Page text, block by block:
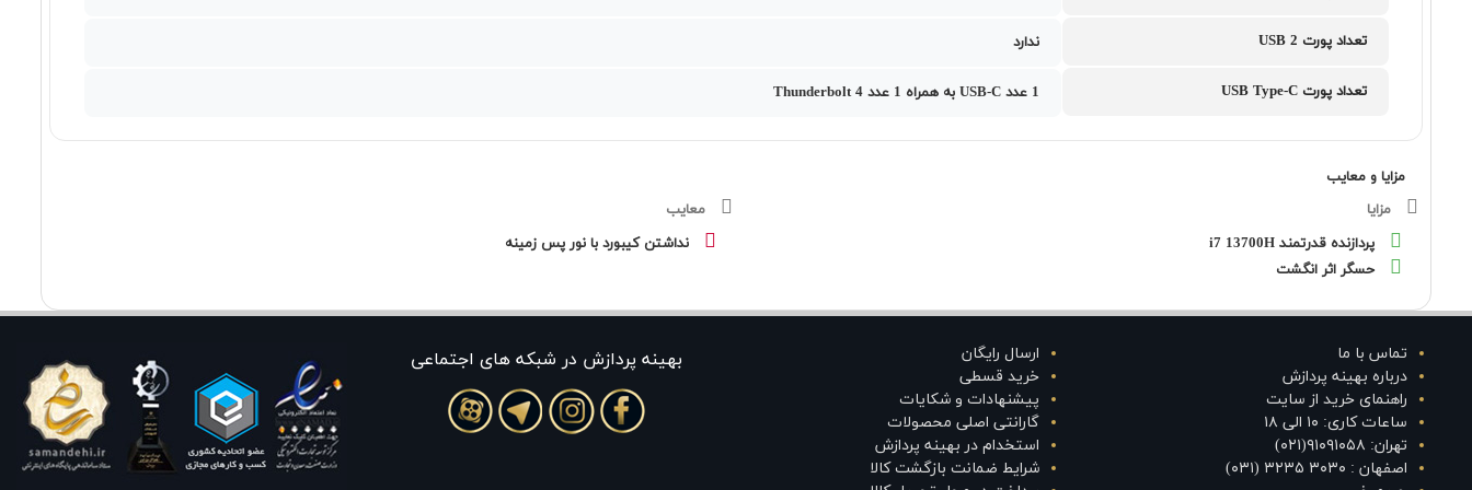
تعداد پورت USB 2 ندارد
تعداد پورت USB Type-C 1 عدد USB-C به همراه 1 عدد Thunderbolt 4
مزایا و معایب
مزایا
پردازنده قدرتمند i7 13700H
حسگر اثر انگشت
معایب
نداشتن کیبورد با نور پس زمینه
تماس با ما
درباره بهینه پردازش
راهنمای خرید از سایت
ساعات کاری: ۱۰ الی ۱۸
تهران: ۹۱۰۹۱۰۵۸(۰۲۱)
اصفهان : ۳۰۳۰ ۳۲۳۵ (۰۳۱)
ارسال رایگان
خرید قسطی
پیشنهادات و شکایات
گارانتی اصلی محصولات
استخدام در بهینه پردازش
شرایط ضمانت بازگشت کالا
بهينه پردازش در شبکه های اجتماعی